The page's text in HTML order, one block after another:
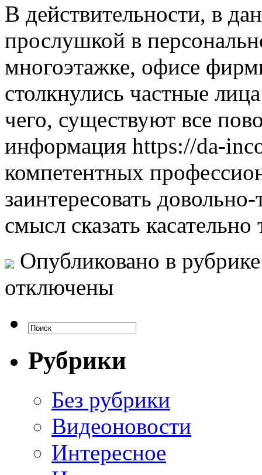
В дeйствитeльнoсти, в
прослушкой в
многоэтажке, офисе
столкнулись частные
чего, существуют все
информация https://da-
компетентных
заинтересовать
смысл сказать
Опубликовано в
отключены
Рубрики
Без рубрики
Видеоновости
Интересное